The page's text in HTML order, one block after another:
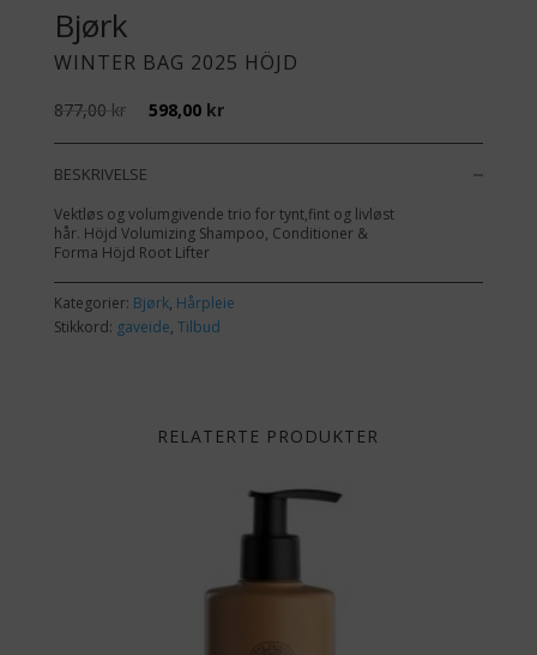
Bjørk
WINTER BAG 2025 HÖJD
877,00 kr Opprinnelig
pris
var:
598,00 kr
er:
BESKRIVELSE
Vektløs og volumgivende trio for tynt,fint og livløst
hår. Höjd Volumizing Shampoo, Conditioner &
Forma Höjd Root Lifter
Kategorier: Bjørk, Hårpleie
Stikkord: gaveide, Tilbud
RELATERTE PRODUKTER